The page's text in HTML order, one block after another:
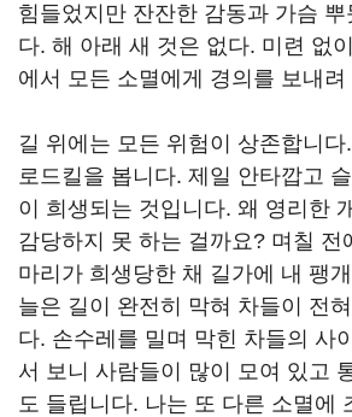
힘들었지만 잔잔한 감동과 가슴 뿌
다. 해 아래 새 것은 없다. 미련 없
에서 모든 소멸에게 경의를 보내
길 위에는 모든 위험이 상존합니
로드킬을 봅니다. 제일 안타깝고
이 희생되는 것입니다. 왜 영리한
감당하지 못 하는 걸까요? 며칠 전
마리가 희생당한 채 길가에 내 팽
늘은 길이 완전히 막혀 차들이 전
다. 손수레를 밀며 막힌 차들의 사
서 보니 사람들이 많이 모여 있고
도 들립니다. 나는 또 다른 소멸에